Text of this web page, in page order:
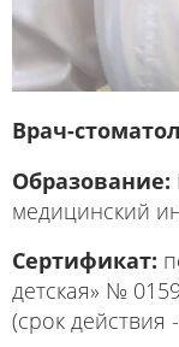
Врач-
Образование:
медицинский
Сертификат:
детская» №
(срок действия